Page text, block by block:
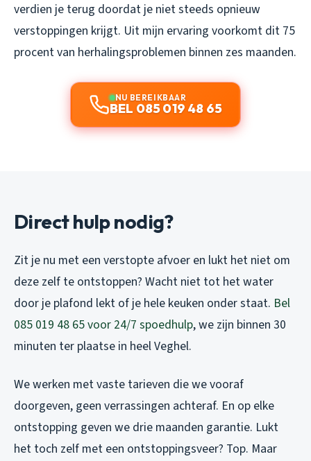
verdien je terug doordat je niet steeds opnieuw
verstoppingen krijgt. Uit mijn ervaring voorkomt dit 75
procent van herhalingsproblemen binnen zes maanden.
NU BEREIKBAAR
BEL 085 019 48 65
Direct hulp nodig?
Zit je nu met een verstopte afvoer en lukt het niet om
deze zelf te ontstoppen? Wacht niet tot het water
door je plafond lekt of je hele keuken onder staat. Bel
085 019 48 65 voor 24/7 spoedhulp, we zijn binnen 30
minuten ter plaatse in heel Veghel.
We werken met vaste tarieven die we vooraf
doorgeven, geen verrassingen achteraf. En op elke
ontstopping geven we drie maanden garantie. Lukt
het toch zelf met een ontstoppingsveer? Top. Maar